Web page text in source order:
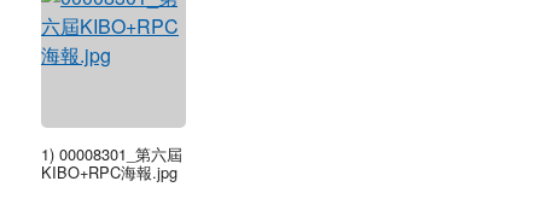
1) 00008301_第六屆
KIBO+RPC海報.jpg